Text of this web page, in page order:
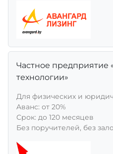
Частное предприятие
технологии»
Для физических и
Aванс: от 20%
Срок: до 120 месяцев
Без поручителей, без